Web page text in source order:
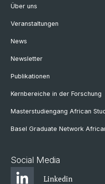
Über uns
Veranstaltungen
News
Newsletter
Publikationen
Kernbereiche in der Forschung
Masterstudiengang African
Basel Graduate Network
Social Media
Linkedin